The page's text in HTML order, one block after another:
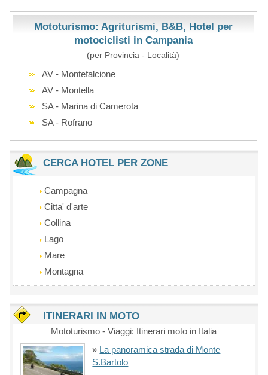
Mototurismo: Agriturismi, B&B, Hotel per
motociclisti in Campania
(per Provincia - Località)
AV - Montefalcione
AV - Montella
SA - Marina di Camerota
SA - Rofrano
CERCA HOTEL PER ZONE
Campagna
Citta' d'arte
Collina
Lago
Mare
Montagna
ITINERARI IN MOTO
Mototurismo - Viaggi: Itinerari moto in Italia
» La panoramica strada di Monte
S.Bartolo